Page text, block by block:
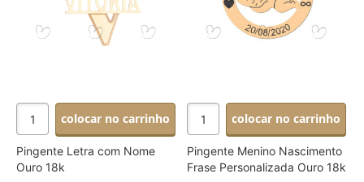
colocar no carrinho
Pingente Letra com Nome
Ouro 18k
colocar no carrinho
Pingente Menino Nascimento
Frase Personalizada Ouro 18k